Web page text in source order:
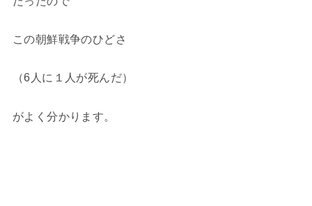
この朝鮮戦争のひどさ
（6人に１人が死んだ）
がよく分かります。